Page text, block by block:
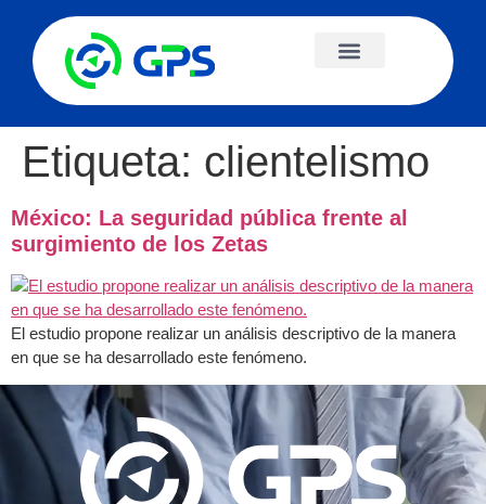
Etiqueta: clientelismo
México: La seguridad pública frente al
surgimiento de los Zetas
El estudio propone realizar un análisis descriptivo de la manera
en que se ha desarrollado este fenómeno.